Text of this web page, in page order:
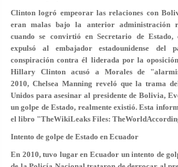
Clinton logró empeorar las relaciones con
eran malas bajo la anterior administración
cuando se convirtió en Secretario de Estado,
expulsó al embajador estadounidense del
conspiración contra él liderada por la
Hillary Clinton acusó a Morales de
2010, Chelsea Manning reveló que la trama
Unidos para asesinar al presidente de Bolivia,
un golpe de Estado, realmente existió. Esta
el libro "TheWikiLeaks Files:
Intento de golpe de Estado en Ecuador
En 2010, tuvo lugar en Ecuador un intento de